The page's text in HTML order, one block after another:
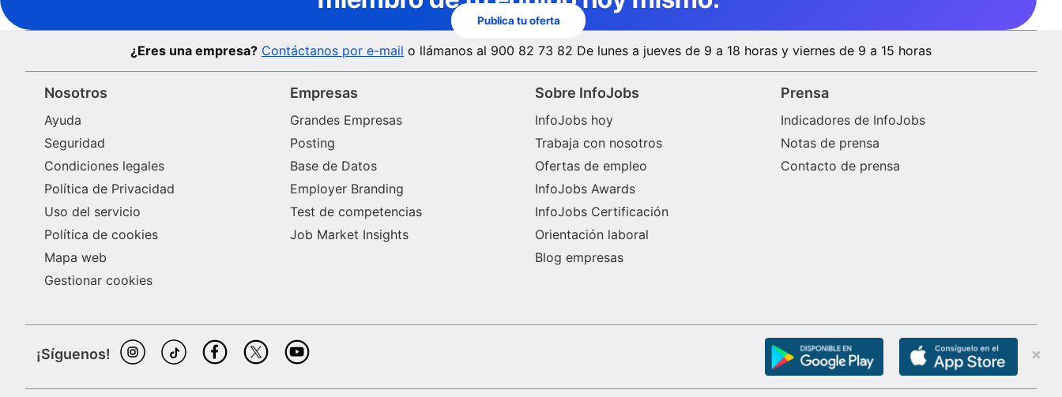
Publica tu oferta
¿Eres una empresa? Contáctanos por e-mail o llámanos al 900 82 73 82 De lunes a jueves de 9 a 18 horas y viernes de 9 a 15 horas
Nosotros
Ayuda
Seguridad
Condiciones legales
Política de Privacidad
Uso del servicio
Política de cookies
Mapa web
Gestionar cookies
Empresas
Grandes Empresas
Posting
Base de Datos
Employer Branding
Test de competencias
Job Market Insights
Sobre InfoJobs
InfoJobs hoy
Trabaja con nosotros
Ofertas de empleo
InfoJobs Awards
InfoJobs Certificación
Orientación laboral
Blog empresas
Prensa
Indicadores de InfoJobs
Notas de prensa
Contacto de prensa
¡Síguenos!